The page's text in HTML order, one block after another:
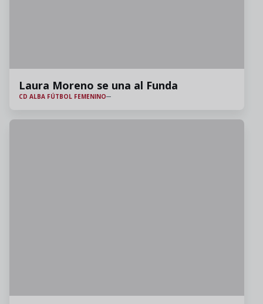
Laura Moreno se una al Funda
CD ALBA FÚTBOL FEMENINO